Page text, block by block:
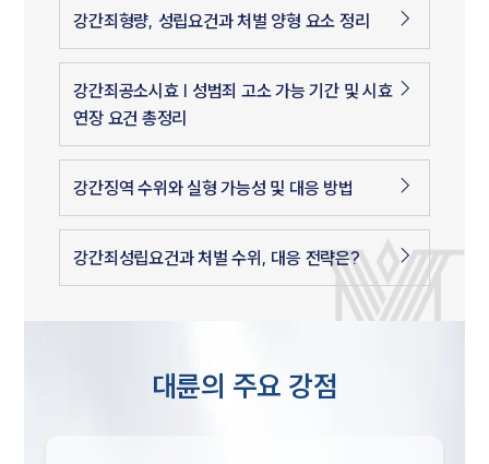
강간죄형량, 성립요건과 처벌 양형 요소 정리
강간죄공소시효 | 성범죄 고소 가능 기간 및 시효
연장 요건 총정리
강간징역 수위와 실형 가능성 및 대응 방법
강간죄성립요건과 처벌 수위, 대응 전략은?
대륜의 주요 강점